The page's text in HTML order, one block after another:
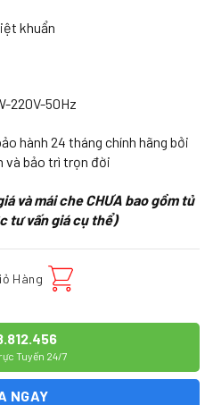
khuẩn
220V-50Hz
hành 24 tháng chính hãng bởi
bảo trì trọn đời
và mái che CHƯA bao gồm tủ
tư vấn giá cụ thể)
TB-06UV số lượng
Hàng
Tuyến 24/7
NGAY